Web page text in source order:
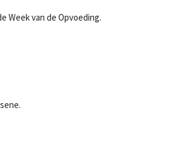
Week van de Opvoeding.